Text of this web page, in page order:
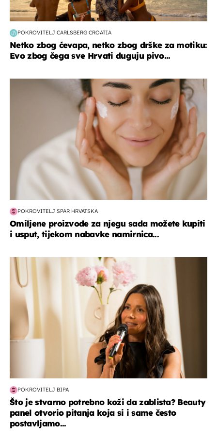
POKROVITELJ CARLSBERG CROATIA
Netko zbog ćevapa, netko zbog drške za motiku:
Evo zbog čega sve Hrvati duguju pivo...
moda & ljepota
POKROVITELJ SPAR HRVATSKA
Omiljene proizvode za njegu sada možete kupiti
i usput, tijekom nabavke namirnica...
moda & ljepota
POKROVITELJ BIPA
Što je stvarno potrebno koži da zablista? Beauty
panel otvorio pitanja koja si i same često
postavljamo...